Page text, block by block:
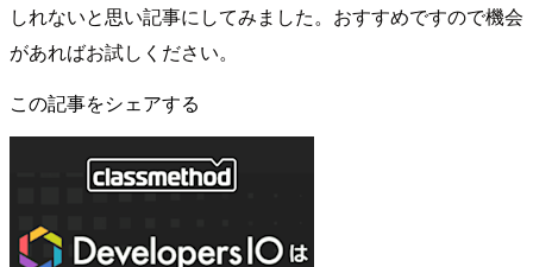
しれないと思い記事にしてみました。おすすめですので機会
があればお試しください。
この記事をシェアする